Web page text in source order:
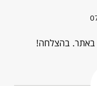
באתר. בהצלחה!